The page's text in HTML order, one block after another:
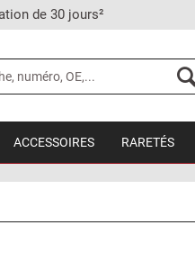
de 30 jours²
ACCESSOIRES RARETÉS